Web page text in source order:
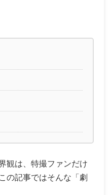
観は、特撮ファンだけ
の記事ではそんな「劇